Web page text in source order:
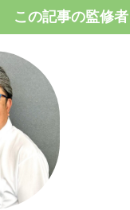
この記事の監修者